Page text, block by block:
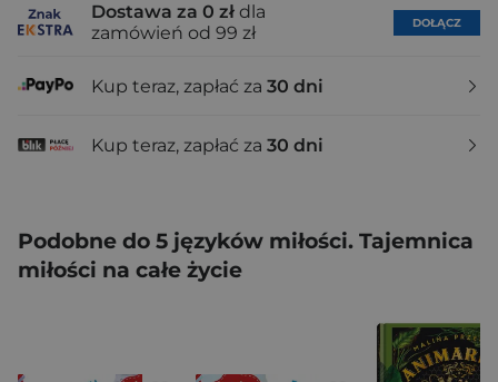
Dostawa za 0 zł dla
zamówień od 99 zł
DOŁĄCZ
Kup teraz, zapłać za 30 dni
Kup teraz, zapłać za 30 dni
Podobne do 5 języków miłości. Tajemnica
miłości na całe życie